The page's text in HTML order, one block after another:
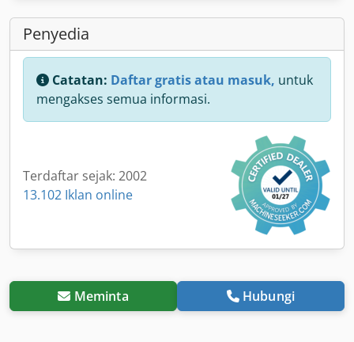
Penyedia
Catatan: Daftar gratis atau masuk, untuk
mengakses semua informasi.
Terdaftar sejak: 2002
13.102 Iklan online
Meminta Hubungi